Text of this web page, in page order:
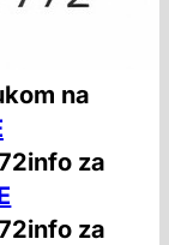
na
za
za